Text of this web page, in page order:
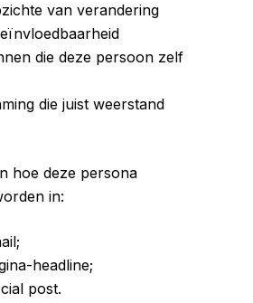
van verandering
die deze persoon zelf
die juist weerstand
hoe deze persona
in:
headline;
post.